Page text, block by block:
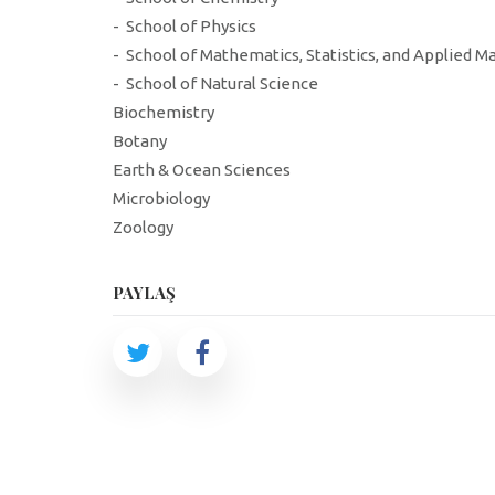
- School of Physics
- School of Mathematics, Statistics, and Applied
- School of Natural Science
Biochemistry
Botany
Earth & Ocean Sciences
Microbiology
Zoology
PAYLAŞ